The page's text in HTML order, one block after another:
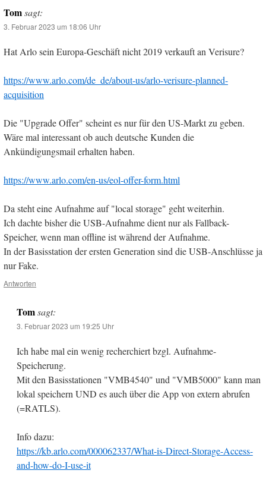
Tomsagt:
3. Februar 2023 um 18:06 Uhr
Hat Arlo sein Europa-Geschäft nicht 2019 verkauft an Verisure?
https://www.arlo.com/de_de/about-us/arlo-verisure-planned-
acquisition
Die "Upgrade Offer" scheint es nur für den US-Markt zu geben.
Wäre mal interessant ob auch deutsche Kunden die
Ankündigungsmail erhalten haben.
https://www.arlo.com/en-us/eol-offer-form.html
Da steht eine Aufnahme auf "local storage" geht weiterhin.
Ich dachte bisher die USB-Aufnahme dient nur als Fallback-
Speicher, wenn man offline ist während der Aufnahme.
In der Basisstation der ersten Generation sind die USB-Anschlüsse ja
nur Fake.
Antworten
Tom sagt:
3. Februar 2023 um 19:25 Uhr
Ich habe mal ein wenig recherchiert bzgl. Aufnahme-
Speicherung.
Mit den Basisstationen "VMB4540" und "VMB5000" kann man
lokal speichern UND es auch über die App von extern abrufen
(=RATLS).
Info dazu:
https://kb.arlo.com/000062337/What-is-Direct-Storage-Access-
and-how-do-I-use-it